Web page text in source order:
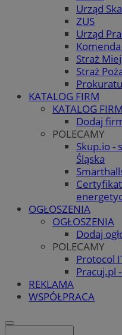
Urząd
ZUS
Urząd
Straż
Straż
KATALOG FIRM
KATALOG FIRM
Dodaj
POLECAMY
Skup.io -
Śląska
OGŁOSZENIA
OGŁOSZENIA
Dodaj
POLECAMY
Protocol
Pracuj.pl
REKLAMA
WSPÓŁPRACA